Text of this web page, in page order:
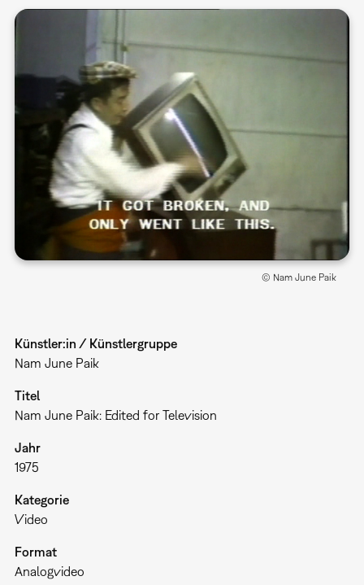
© Nam June Paik
Künstler:in / Künstlergruppe
Nam June Paik
Titel
Nam June Paik: Edited for Television
Jahr
1975
Kategorie
Video
Format
Analogvideo